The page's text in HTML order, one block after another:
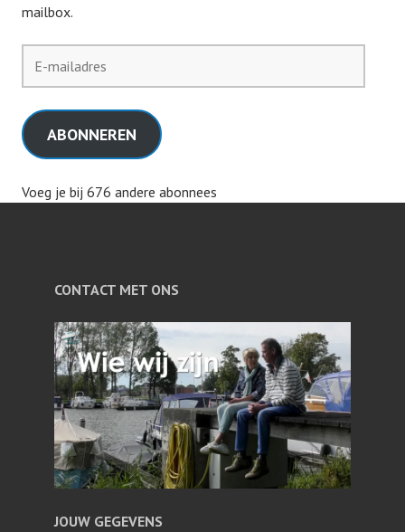
mailbox.
mailadres
ABONNEREN
Voeg je bij 676 andere abonnees
CONTACT MET ONS
JOUW GEGEVENS